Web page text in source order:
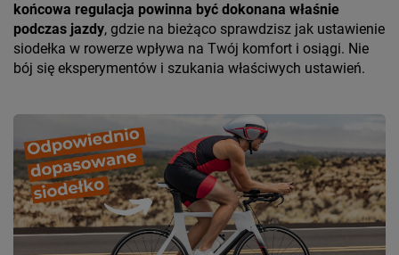
końcowa regulacja powinna być dokonana właśnie
podczas jazdy, gdzie na bieżąco sprawdzisz jak ustawienie
siodełka w rowerze wpływa na Twój komfort i osiągi. Nie
bój się eksperymentów i szukania właściwych ustawień.